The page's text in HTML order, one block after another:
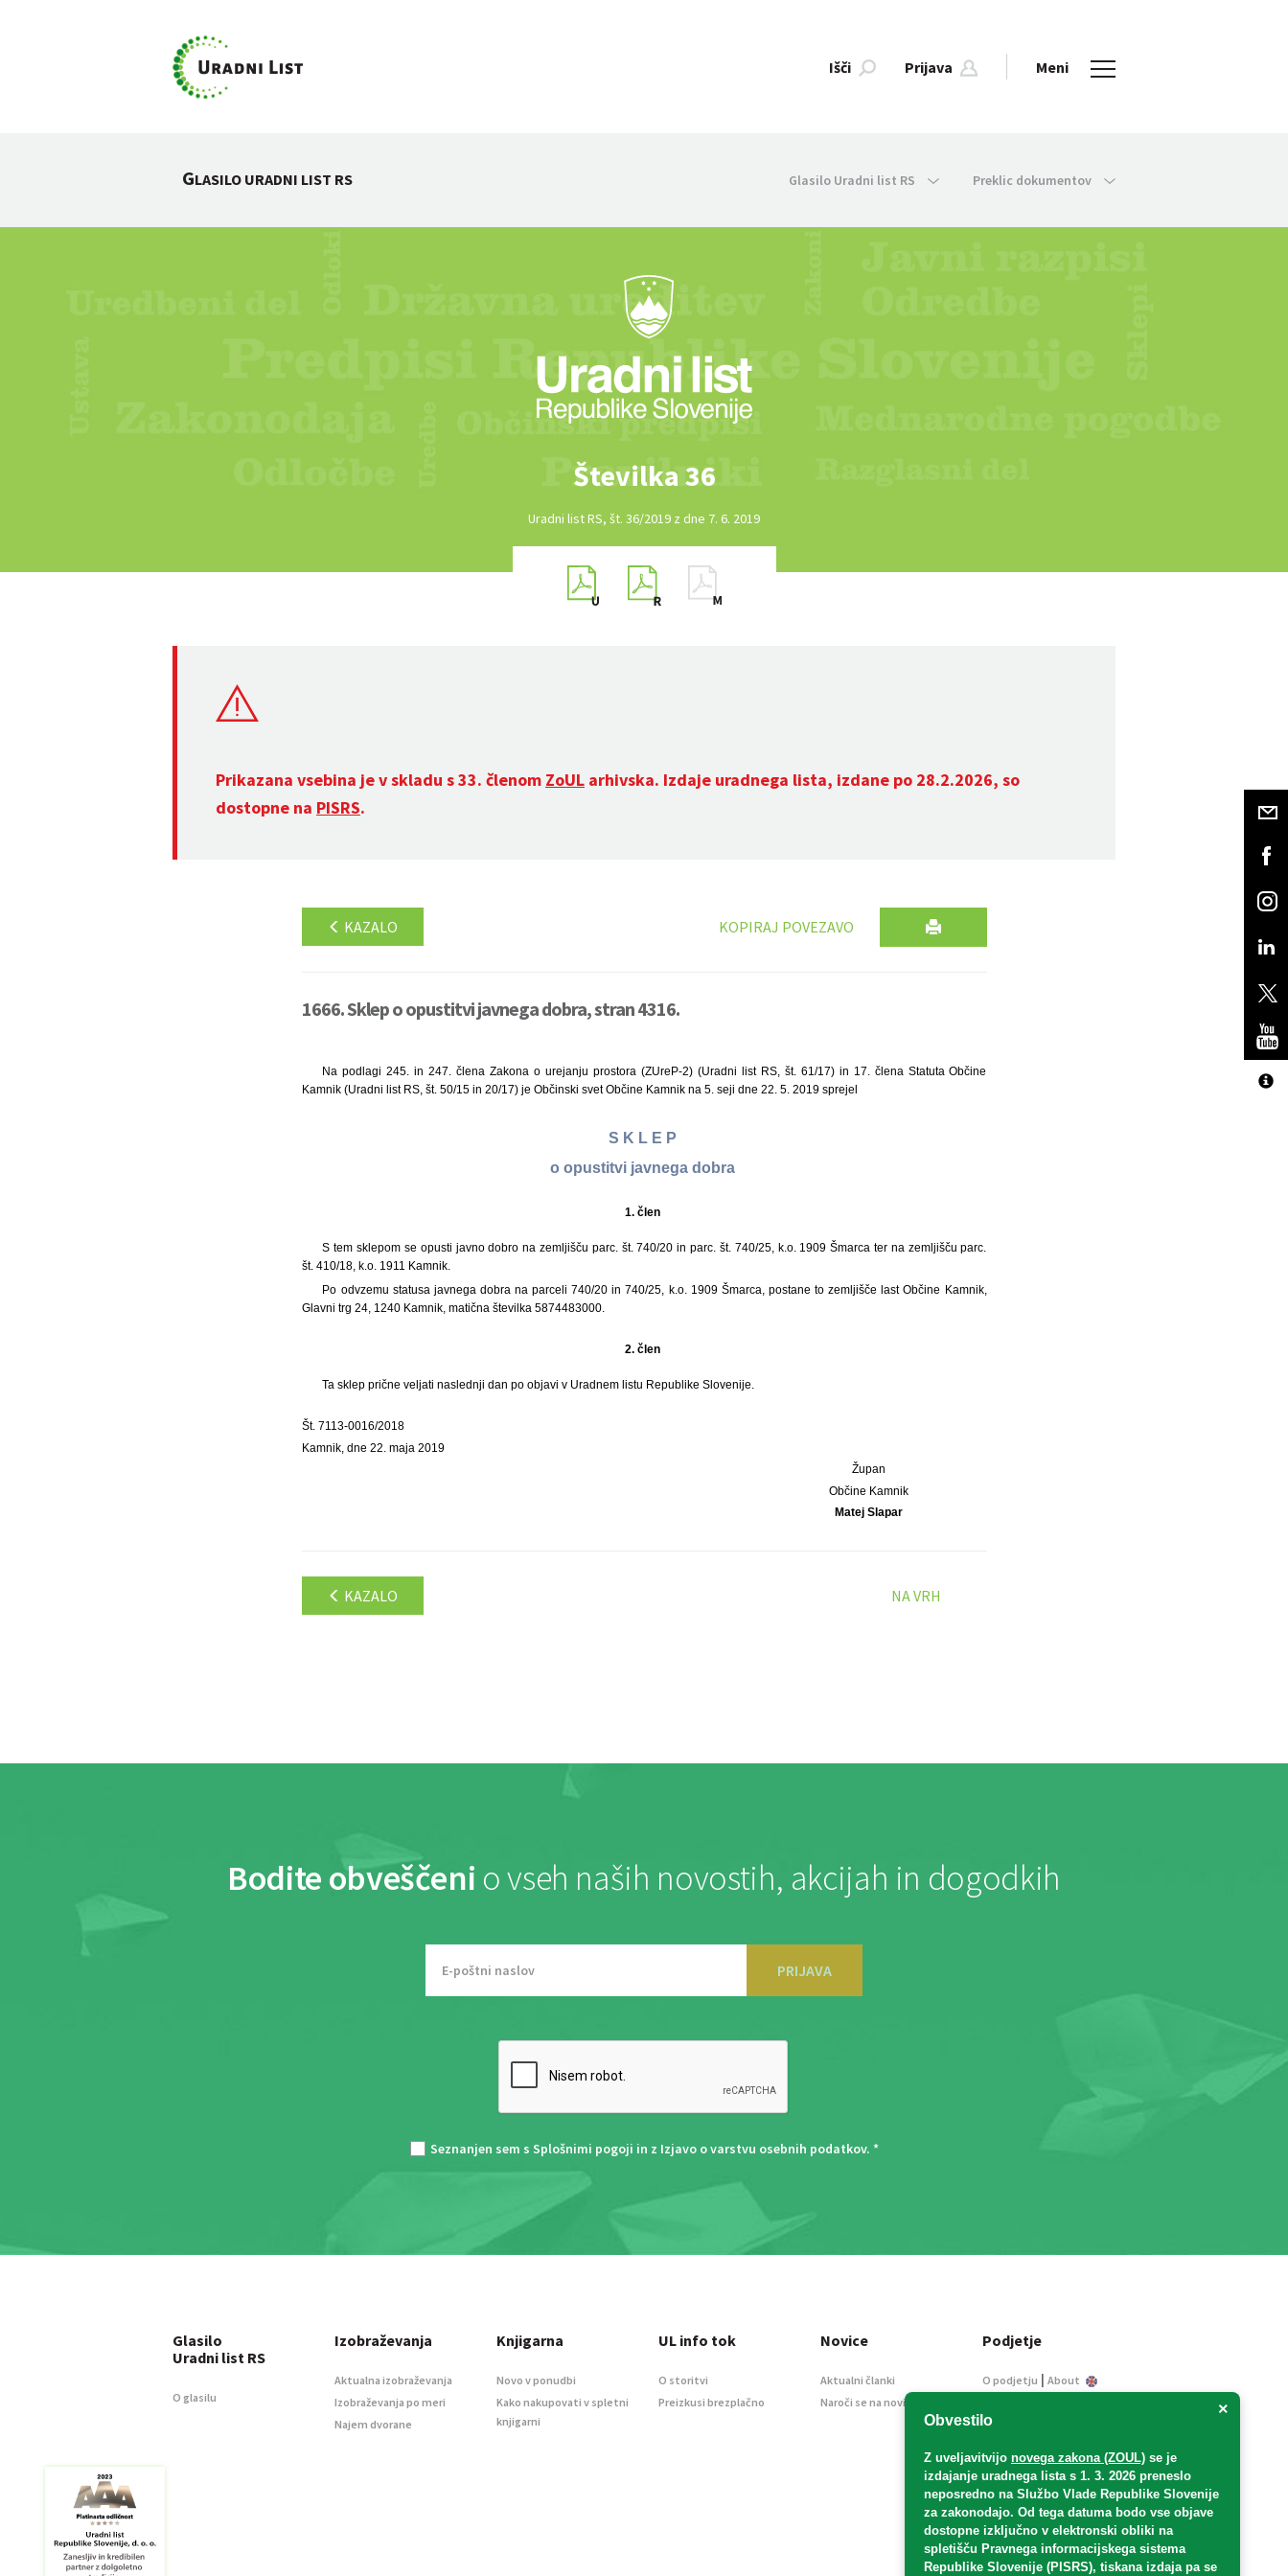
Išči Prijava Meni
GLASILO URADNI LIST RS Glasilo Uradni list RS Preklic dokumentov
Številka 36
Uradni list RS, št. 36/2019 z dne 7. 6. 2019
Prikazana vsebina je v skladu s 33. členom ZoUL arhivska. Izdaje uradnega lista, izdane po 28.2.2026, so
dostopne na PISRS.
KAZALO KOPIRAJ POVEZAVO
1666. Sklep o opustitvi javnega dobra, stran 4316.
Na podlagi 245. in 247. člena Zakona o urejanju prostora (ZUreP-2) (Uradni list RS, št. 61/17) in 17. člena Statuta Občine
Kamnik (Uradni list RS, št. 50/15 in 20/17) je Občinski svet Občine Kamnik na 5. seji dne 22. 5. 2019 sprejel
S K L E P
o opustitvi javnega dobra
1. člen
S tem sklepom se opusti javno dobro na zemljišču parc. št. 740/20 in parc. št. 740/25, k.o. 1909 Šmarca ter na zemljišču parc.
št. 410/18, k.o. 1911 Kamnik.
Po odvzemu statusa javnega dobra na parceli 740/20 in 740/25, k.o. 1909 Šmarca, postane to zemljišče last Občine Kamnik,
Glavni trg 24, 1240 Kamnik, matična številka 5874483000.
2. člen
Ta sklep prične veljati naslednji dan po objavi v Uradnem listu Republike Slovenije.
Št. 7113-0016/2018
Kamnik, dne 22. maja 2019
Župan
Občine Kamnik
Matej Slapar
KAZALO NA VRH
Bodite obveščeni o vseh naših novostih, akcijah in dogodkih
PRIJAVA
Seznanjen sem s Splošnimi pogoji in z Izjavo o varstvu osebnih podatkov. *
×
Obvestilo
Z uveljavitvijo novega zakona (ZOUL) se je
izdajanje uradnega lista s 1. 3. 2026 preneslo
neposredno na Službo Vlade Republike Slovenije
za zakonodajo. Od tega datuma bodo vse objave
dostopne izključno v elektronski obliki na
spletišču Pravnega informacijskega sistema
Republike Slovenije (PISRS), tiskana izdaja pa se
Glasilo
Uradni list RS
O glasilu
Izobraževanja
Aktualna izobraževanja
Izobraževanja po meri
Najem dvorane
Knjigarna
Novo v ponudbi
Kako nakupovati v spletni
knjigarni
UL info tok
O storitvi
Preizkusi brezplačno
Novice
Aktualni članki
Naroči se na novice
Podjetje
O podjetju | About
Informacije javnega
Oglaševanje
Splošni pogoji
Izjava o varstvu osebnih
podatkov
E-dražbe